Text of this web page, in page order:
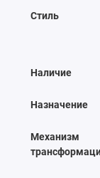
Стиль
Наличие
Назначение
Механизм